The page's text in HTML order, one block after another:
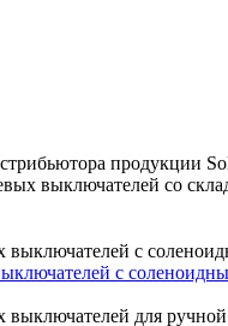
продукции
выключателей со
с